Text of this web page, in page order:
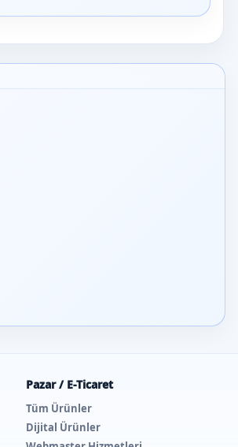
Pazar / E-Ticaret
Tüm Ürünler
Dijital Ürünler